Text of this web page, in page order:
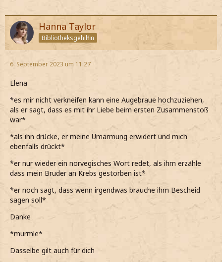
Hanna Taylor
Bibliotheksgehilfin
6. September 2023 um 11:27
Elena
*es mir nicht verkneifen kann eine Augebraue hochzuziehen,
als er sagt, dass es mit ihr Liebe beim ersten Zusammenstoß
war*
*als ihn drücke, er meine Umarmung erwidert und mich
ebenfalls drückt*
*er nur wieder ein norvegisches Wort redet, als ihm erzähle
dass mein Bruder an Krebs gestorben ist*
*er noch sagt, dass wenn irgendwas brauche ihm Bescheid
sagen soll*
Danke
*murmle*
Dasselbe gilt auch für dich